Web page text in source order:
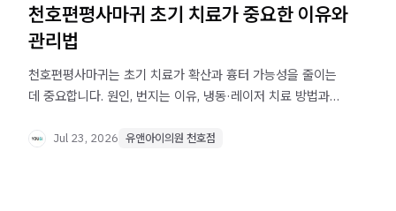
천호편평사마귀 초기 치료가 중요한 이유와
관리법
천호편평사마귀는 초기 치료가 확산과 흉터 가능성을 줄이는
데 중요합니다. 원인, 번지는 이유, 냉동·레이저 치료 방법과
Jul 23, 2026 유앤아이의원 천호점